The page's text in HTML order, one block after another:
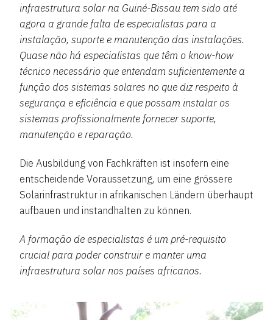
infraestrutura solar na Guiné-Bissau tem sido até
agora a grande falta de especialistas para a
instalação, suporte e manutenção das instalações.
Quase não há especialistas que têm o know-how
técnico necessário que entendam suficientemente a
função dos sistemas solares no que diz respeito à
segurança e eficiência e que possam instalar os
sistemas profissionalmente fornecer suporte,
manutenção e reparação.
Die Ausbildung von Fachkräften ist insofern eine
entscheidende Voraussetzung, um eine grössere
Solarinfrastruktur in afrikanischen Ländern überhaupt
aufbauen und instandhalten zu können.
A formação de especialistas é um pré-requisito
crucial para poder construir e manter uma
infraestrutura solar nos países africanos.